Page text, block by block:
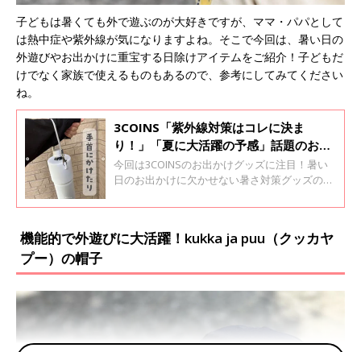
子どもは暑くても外で遊ぶのが大好きですが、ママ・パパとして
は熱中症や紫外線が気になりますよね。そこで今回は、暑い日の
外遊びやお出かけに重宝する日除けアイテムをご紹介！子どもだ
けでなく家族で使えるものもあるので、参考にしてみてください
ね。
3COINS「紫外線対策はコレに決ま
り！」「夏に大活躍の予感」話題のお出
かけグッズ5選
今回は3COINSのお出かけグッズに注目！暑い
日のお出かけに欠かせない暑さ対策グッズのほ
など気になるアイテムがそろっています♪ ぜひ
機能的で外遊びに大活躍！kukka ja puu（クッカヤ
プー）の帽子